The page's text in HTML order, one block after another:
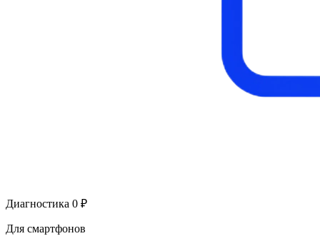
Диагностика 0 ₽
Для смартфонов